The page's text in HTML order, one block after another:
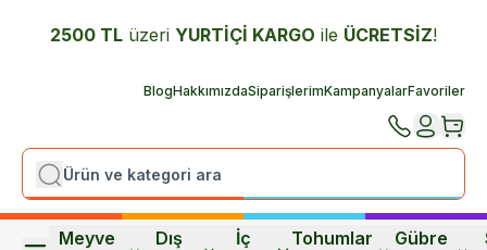
2500 TL üzeri YURTİÇİ KARGO ile ÜCRETSİZ!
BlogHakkımızdaSiparişlerimKampanyalarFavoriler
Meyve
Dış
İç
Tohumlar
Gübre